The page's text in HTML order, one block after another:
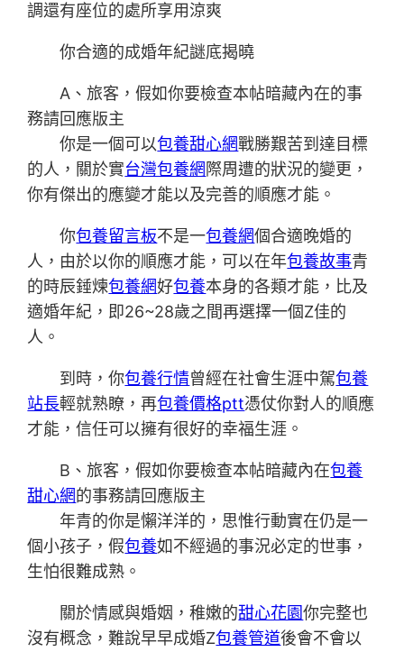
調還有座位的處所享用涼爽
你合適的成婚年紀謎底揭曉
A、旅客，假如你要檢查本帖暗藏內在的事
務請回應版主
你是一個可以包養甜心網戰勝艱苦到達目標
的人，關於實台灣包養網 際周遭的狀況的變更，
你有傑出的應變才能以及完善的順應才能。
你包養留言板不是一包養網個合適晚婚的
人，由於以你的順應才能，可以在年包養故事青
的時辰錘煉包養網好包養本身的各類才能，比及
適婚年紀，即26~28歲之間再選擇一個Z佳的
人。
到時，你包養行情曾經在社會生涯中駕包養
站長輕就熟瞭，再包養價格ptt憑仗你對人的順應
才能，信任可以擁有很好的幸福生涯。
B、旅客，假如你要檢查本帖暗藏內在包養
甜心網的事務請回應版主
年青的你是懶洋洋的，思惟行動實在仍是一
個小孩子，假包養如不經過的事況必定的世事，
生怕很難成熟。
關於情感與婚姻，稚嫩的甜心花園你完整也
沒有概念，難說早早成婚Z包養管道後會不會以